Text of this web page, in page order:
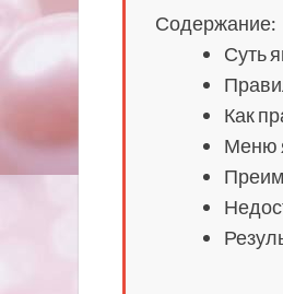
Содержание:
Суть
Как
Меню